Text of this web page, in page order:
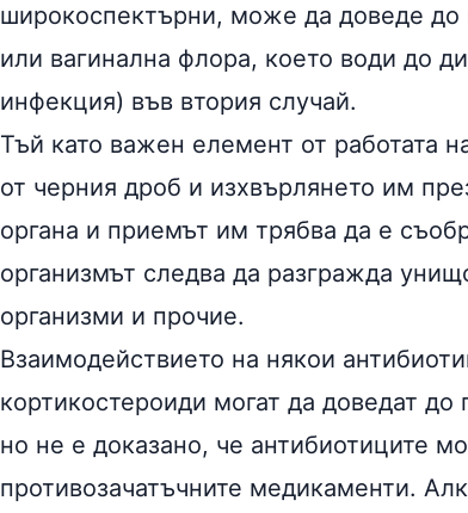
широкоспектърни, може да доведе до
или вагинална флора, което води до
инфекция) във втория случай.
Тъй като важен елемент от работата
от черния дроб и изхвърлянето им
органа и приемът им трябва да е
организмът следва да разгражда
организми и прочие.
Взаимодействието на някои
кортикостероиди могат да доведат
но не е доказано, че антибиотиците
противозачатъчните медикаменти.